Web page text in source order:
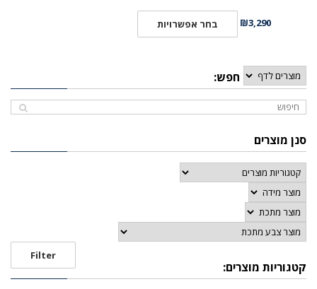
₪3,290 בחר אפשרויות
חפש:
סנן מוצרים
Filter
קטגוריות מוצרים: